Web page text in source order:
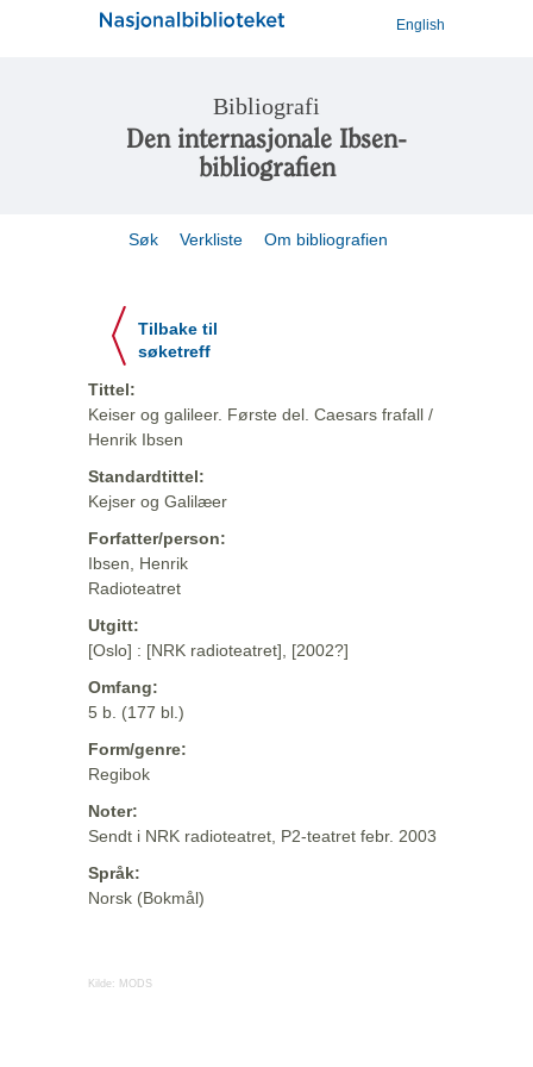
English
Bibliografi
Den internasjonale Ibsen-
bibliografien
Søk Verkliste Om bibliografien
Tilbake til
søketreff
Tittel:
Keiser og galileer. Første del. Caesars frafall /
Henrik Ibsen
Standardtittel:
Kejser og Galilæer
Forfatter/person:
Ibsen, Henrik
Radioteatret
Utgitt:
[Oslo] : [NRK radioteatret], [2002?]
Omfang:
5 b. (177 bl.)
Form/genre:
Regibok
Noter:
Sendt i NRK radioteatret, P2-teatret febr. 2003
Språk:
Norsk (Bokmål)
Kilde: MODS